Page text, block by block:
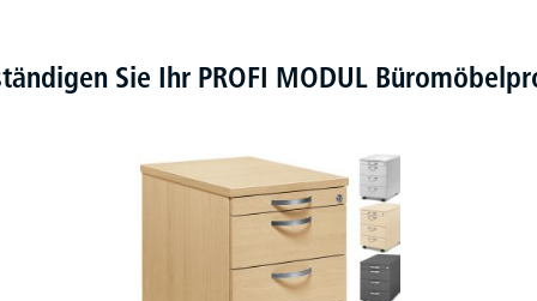
Sie Ihr PROFI MODUL